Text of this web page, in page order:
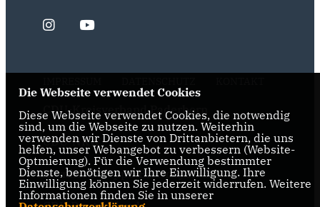
CDU-Kreisverband Paderborn
CDU-NRW
Bernhard Hoppe-Biermeyer MdL
Die Webseite verwendet Cookies
Diese Webseite verwendet Cookies, die notwendig
sind, um die Webseite zu nutzen. Weiterhin
verwenden wir Dienste von Drittanbietern, die uns
helfen, unser Webangebot zu verbessern (Website-
Optmierung). Für die Verwendung bestimmter
Dienste, benötigen wir Ihre Einwilligung. Ihre
Einwilligung können Sie jederzeit widerrufen. Weitere
Informationen finden Sie in unserer